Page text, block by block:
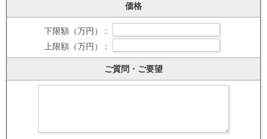
価格
下限額（万円） :
上限額（万円） :
ご質問・ご要望